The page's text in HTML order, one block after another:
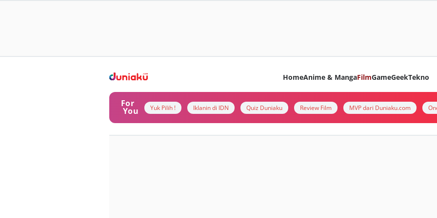
HomeAnime & MangaFilmGameGeekTekno
For
You Yuk Pilih ! Iklanin di IDN Quiz Duniaku Review Film MVP dari Duniaku.com